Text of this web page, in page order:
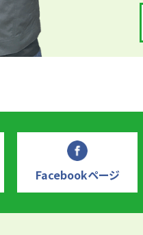
Facebookページ